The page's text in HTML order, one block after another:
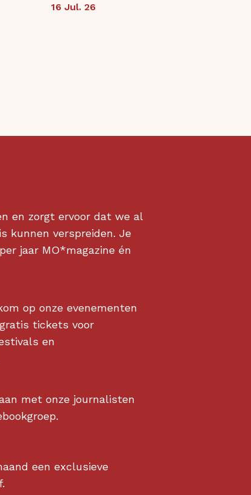
16 Jul. 26
en zorgt ervoor dat we al
kunnen verspreiden. Je
jaar MO*magazine én
op onze evenementen
tickets voor
en
met onze journalisten
een exclusieve